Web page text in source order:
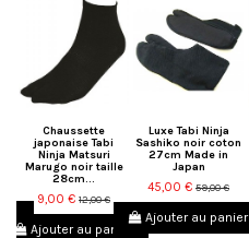
Chaussette
japonaise Tabi
Ninja Matsuri
Marugo noir taille
28cm...
9,00 € 12,00 €
Ajouter au panier
Luxe Tabi Ninja
Sashiko noir coton
27cm Made in
Japan
45,00 € 59,00 €
Ajouter au panier